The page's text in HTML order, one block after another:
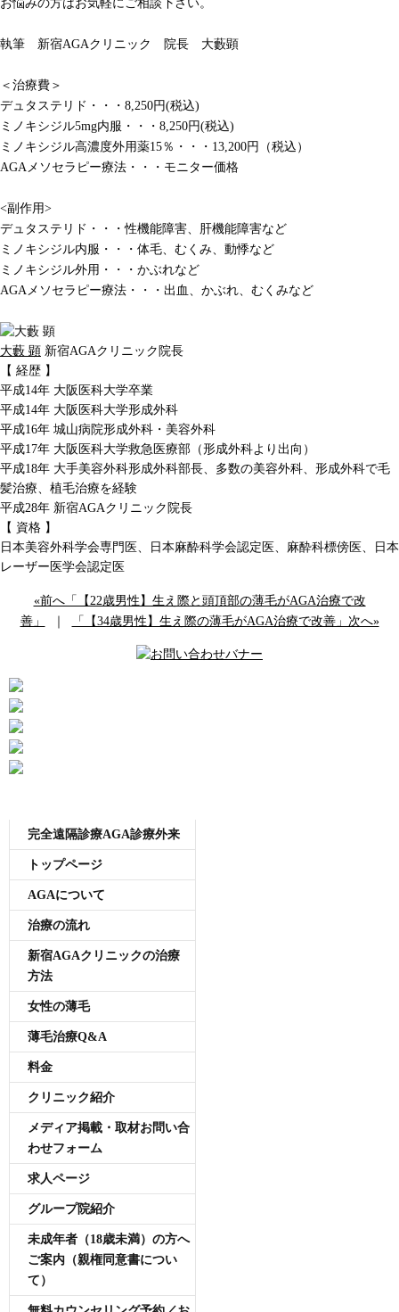
お悩みの方はお気軽にご相談下さい。
執筆 新宿AGAクリニック 院長 大藪顕
＜治療費＞
デュタステリド・・・8,250円(税込)
ミノキシジル5mg内服・・・8,250円(税込)
ミノキシジル高濃度外用薬15％・・・13,200円（税込）
AGAメソセラピー療法・・・モニター価格
<副作用>
デュタステリド・・・性機能障害、肝機能障害など
ミノキシジル内服・・・体毛、むくみ、動悸など
ミノキシジル外用・・・かぶれなど
AGAメソセラピー療法・・・出血、かぶれ、むくみなど
大藪 顕 新宿AGAクリニック院長
【 経歴 】
平成14年 大阪医科大学卒業
平成14年 大阪医科大学形成外科
平成16年 城山病院形成外科・美容外科
平成17年 大阪医科大学救急医療部（形成外科より出向）
平成18年 大手美容外科形成外科部長、多数の美容外科、形成外科で毛
髪治療、植毛治療を経験
平成28年 新宿AGAクリニック院長
【 資格 】
日本美容外科学会専門医、日本麻酔科学会認定医、麻酔科標傍医、日本
レーザー医学会認定医
«前へ「【22歳男性】生え際と頭頂部の薄毛がAGA治療で改
善」
「【34歳男性】生え際の薄毛がAGA治療で改善」次へ»
完全遠隔診療AGA診療外来
トップページ
AGAについて
治療の流れ
新宿AGAクリニックの治療
方法
女性の薄毛
薄毛治療Q&A
料金
クリニック紹介
メディア掲載・取材お問い合
わせフォーム
求人ページ
グループ院紹介
未成年者（18歳未満）の方へ
ご案内（親権同意書につい
て）